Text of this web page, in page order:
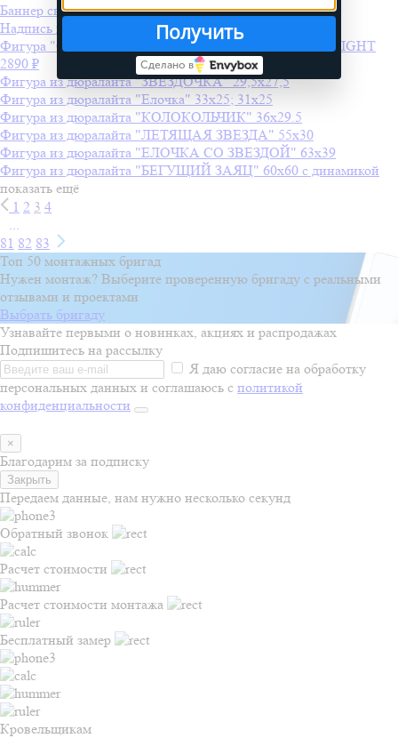
Баннер светодиодный "ФЛАГ БОЛЬШОЙ" 200х130
Надпись печатная "С Новым Годом"
Фигура "Снежинка" LED 55*55см, "СИНЯЯ" NEON-NIGHT
2890 ₽
Фигура из дюралайта "ЗВЕЗДОЧКА" 29,5х27,5
Фигура из дюралайта "Елочка" 33х25; 31х25
Фигура из дюралайта "КОЛОКОЛЬЧИК" 36х29.5
Фигура из дюралайта "ЛЕТЯЩАЯ ЗВЕЗДА" 55х30
Фигура из дюралайта "ЕЛОЧКА СО ЗВЕЗДОЙ" 63х39
Фигура из дюралайта "БЕГУЩИЙ ЗАЯЦ" 60х60 с динамикой
показать ещё
1 2 3 4
...
81 82 83
Топ 50 монтажных бригад
Нужен монтаж? Выберите проверенную бригаду с реальными
отзывами и проектами
Выбрать бригаду
Узнавайте первыми о новинках, акциях и распродажах
Подпишитесь на рассылку
Я даю согласие на обработку
персональных данных и соглашаюсь с политикой
конфиденциальности
×
Благодарим за подписку
Закрыть
Передаем данные, нам нужно несколько секунд
Обратный звонок
Расчет стоимости
Расчет стоимости монтажа
Бесплатный замер
Кровельщикам
Получить
Сделано в